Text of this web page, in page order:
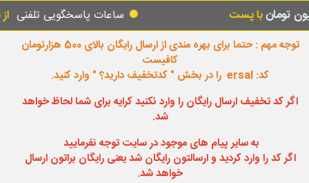
ساعات پاسخگویی تلفنی
توجه مهم : حتما برای بهره مندی از ارسال رایگان بالای 500 هزارتومان
کافیست
کد: ersal را در بخش " کدتخفیف دارید؟ " وارد کنید.
اگر کد تخفیف ارسال رایگان را وارد نکنید کرایه برای شما لحاظ خواهد
شد.
به سایر پیام های موجود در سایت توجه نفرمایید
اگر کد را وارد کردید و ارسالتون رایگان شد یعنی رایگان براتون ارسال
خواهد شد.